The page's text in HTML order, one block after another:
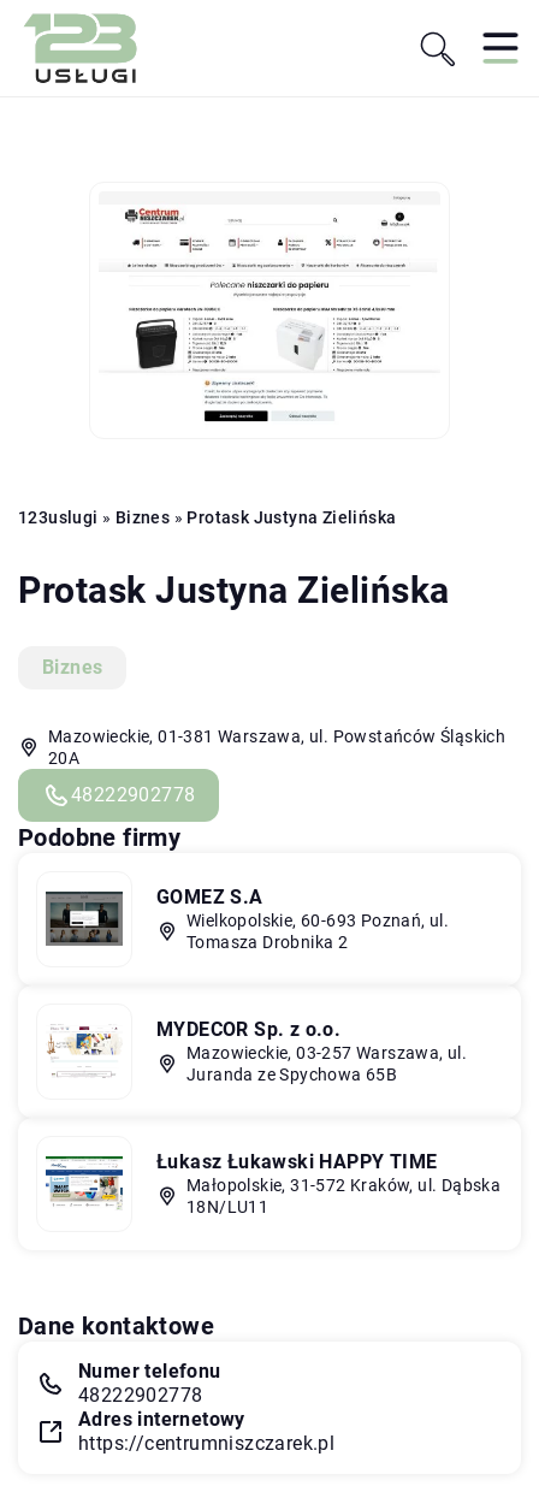
123uslugi » Biznes » Protask Justyna Zielińska
Protask Justyna Zielińska
Biznes
Mazowieckie, 01-381 Warszawa, ul. Powstańców Śląskich
20A
48222902778
Podobne firmy
GOMEZ S.A
Wielkopolskie, 60-693 Poznań, ul.
Tomasza Drobnika 2
MYDECOR Sp. z o.o.
Mazowieckie, 03-257 Warszawa, ul.
Juranda ze Spychowa 65B
Łukasz Łukawski HAPPY TIME
Małopolskie, 31-572 Kraków, ul. Dąbska
18N/LU11
Dane kontaktowe
Numer telefonu
48222902778
Adres internetowy
https://centrumniszczarek.pl